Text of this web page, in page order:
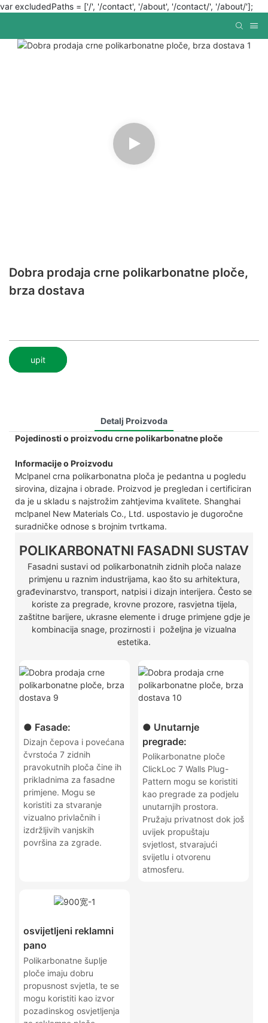
var excludedPaths = ['/', '/contact', '/about', '/contact/', '/about/'];
Dobra prodaja crne polikarbonatne ploče,
brza dostava
upit
Detalj Proizvoda
Pojedinosti o proizvodu crne polikarbonatne ploče
Informacije o Proizvodu
Mclpanel crna polikarbonatna ploča je pedantna u pogledu
sirovina, dizajna i obrade. Proizvod je pregledan i certificiran
da je u skladu s najstrožim zahtjevima kvalitete. Shanghai
mclpanel New Materials Co., Ltd. uspostavio je dugoročne
suradničke odnose s brojnim tvrtkama.
POLIKARBONATNI FASADNI SUSTAV
Fasadni sustavi od polikarbonatnih zidnih ploča nalaze
primjenu u raznim industrijama, kao što su arhitektura,
građevinarstvo, transport, natpisi i dizajn interijera. Često se
koriste za pregrade, krovne prozore, rasvjetna tijela,
zaštitne barijere, ukrasne elemente i druge primjene gdje je
kombinacija snage, prozirnosti i poželjna je vizualna
estetika.
● Fasade:
Dizajn čepova i povećana
čvrstoća 7 zidnih
pravokutnih ploča čine ih
prikladnima za fasadne
primjene. Mogu se
koristiti za stvaranje
vizualno privlačnih i
izdržljivih vanjskih
površina za zgrade.
● Unutarnje
pregrade:
Polikarbonatne ploče
ClickLoc 7 Walls Plug-
Pattern mogu se koristiti
kao pregrade za podjelu
unutarnjih prostora.
Pružaju privatnost dok još
uvijek propuštaju
svjetlost, stvarajući
svijetlu i otvorenu
atmosferu.
osvijetljeni reklamni
pano
Polikarbonatne šuplje
ploče imaju dobru
propusnost svjetla, te se
mogu koristiti kao izvor
pozadinskog osvjetljenja